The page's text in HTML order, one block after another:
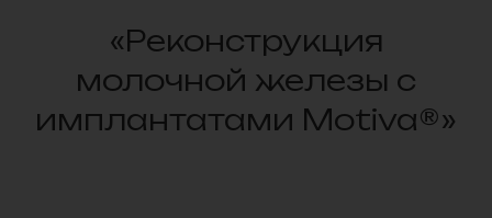
«Реконструкция
молочной железы с
имплантатами Motiva®»